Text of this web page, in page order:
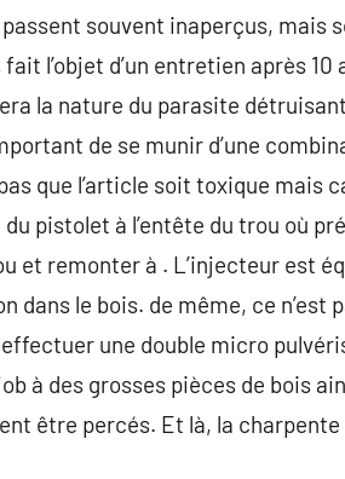
souvent inaperçus, mais
l’objet d’un entretien après
la nature du parasite
de se munir d’une
que l’article soit toxique mais
pistolet à l’entête du trou où
et remonter à . L’injecteur est
dans le bois. de même, ce
une double micro
à des grosses pièces de bois
être percés. Et là, la